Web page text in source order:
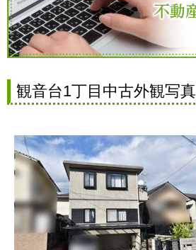
観音台1丁目中古外観写真